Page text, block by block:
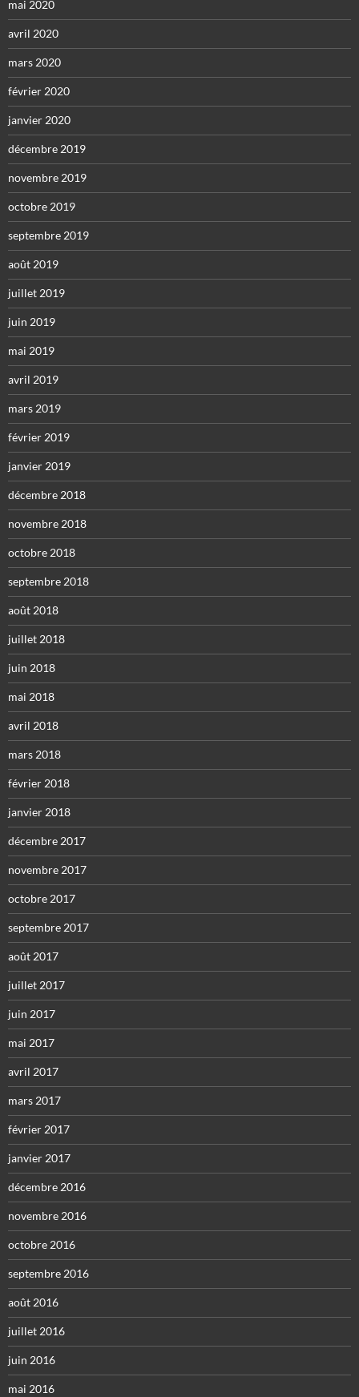
mai 2020
avril 2020
mars 2020
février 2020
janvier 2020
décembre 2019
novembre 2019
octobre 2019
septembre 2019
août 2019
juillet 2019
juin 2019
mai 2019
avril 2019
mars 2019
février 2019
janvier 2019
décembre 2018
novembre 2018
octobre 2018
septembre 2018
août 2018
juillet 2018
juin 2018
mai 2018
avril 2018
mars 2018
février 2018
janvier 2018
décembre 2017
novembre 2017
octobre 2017
septembre 2017
août 2017
juillet 2017
juin 2017
mai 2017
avril 2017
mars 2017
février 2017
janvier 2017
décembre 2016
novembre 2016
octobre 2016
septembre 2016
août 2016
juillet 2016
juin 2016
mai 2016